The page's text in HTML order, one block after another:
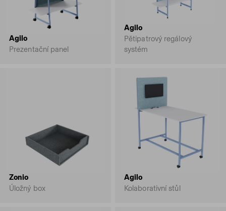
Agilo
Prezentační panel
Agilo
Pětipatrový regálový
systém
Zonio
Úložný box
Agilo
Kolaborativní stůl